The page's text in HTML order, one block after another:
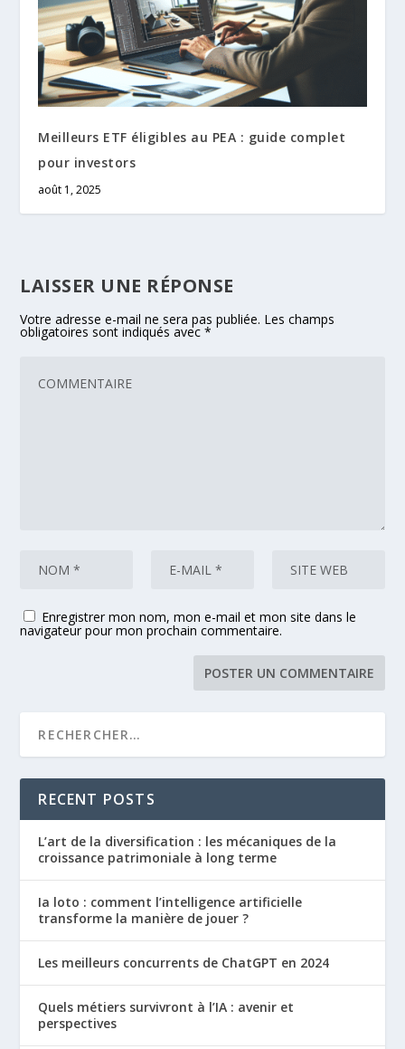
Meilleurs ETF éligibles au PEA : guide complet
pour investors
août 1, 2025
LAISSER UNE RÉPONSE
Votre adresse e-mail ne sera pas publiée. Les champs
obligatoires sont indiqués avec*
Enregistrer mon nom, mon e-mail et mon site dans le
navigateur pour mon prochain commentaire.
RECENT POSTS
L’art de la diversification : les mécaniques de la
croissance patrimoniale à long terme
Ia loto : comment l’intelligence artificielle
transforme la manière de jouer ?
Les meilleurs concurrents de ChatGPT en 2024
Quels métiers survivront à l’IA : avenir et
perspectives